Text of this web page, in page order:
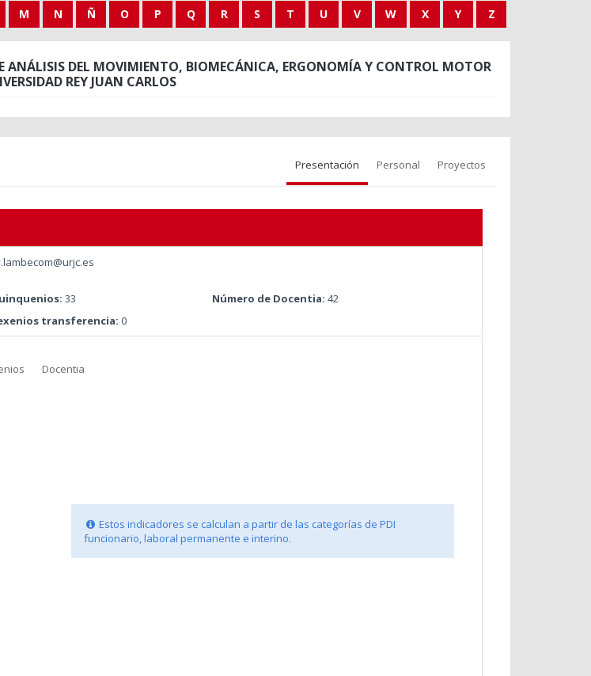
M N Ñ O P Q R S T U V W X Y Z
ANÁLISIS DEL MOVIMIENTO, BIOMECÁNICA, ERGONOMÍA Y CONTROL MOTOR
REY JUAN CARLOS
Presentación Personal Proyectos
33 Número de Docentia: 42
transferencia: 0
Docentia
Estos indicadores se calculan a partir de las categorías de PDI
funcionario, laboral permanente e interino.